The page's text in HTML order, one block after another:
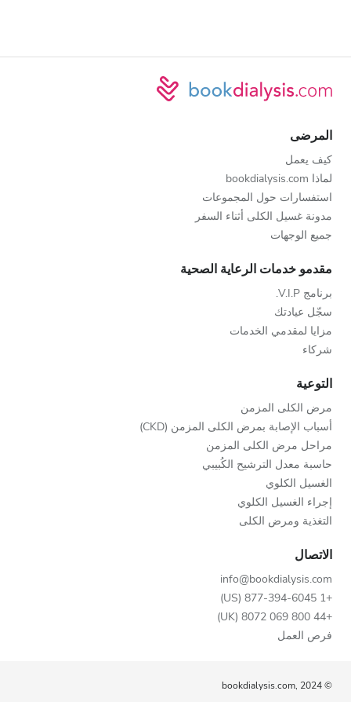
المرضى
كيف يعمل
لماذا bookdialysis.com
استفسارات حول المجموعات
مدونة غسيل الكلى أثناء السفر
جميع الوجهات
مقدمو خدمات الرعاية الصحية
برنامج V.I.P.
سجّل عيادتك
مزايا لمقدمي الخدمات
شركاء
التوعية
مرض الكلى المزمن
أسباب الإصابة بمرض الكلى المزمن (CKD)
مراحل مرض الكلى المزمن
حاسبة معدل الترشيح الكُبيبي
الغسيل الكلوي
إجراء الغسيل الكلوي
التغذية ومرض الكلى
الاتصال
info@bookdialysis.com
+1 877-394-6045 (US)
+44 800 069 8072 (UK)
فرص العمل
© bookdialysis.com, 2024